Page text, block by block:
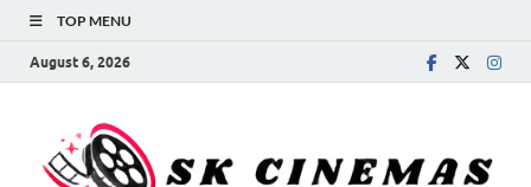
TOP MENU
August 6, 2026